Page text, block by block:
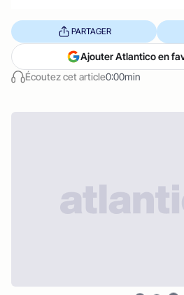
Écoutez cet article0:00min
PARTAGER
Ajouter Atlantico en